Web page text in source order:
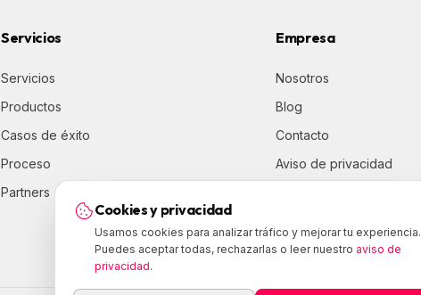
Servicios
Servicios
Productos
Casos de éxito
Proceso
Partners
Empresa
Nosotros
Blog
Contacto
Aviso de privacidad
Cookies y privacidad
Usamos cookies para analizar tráfico y mejorar tu experiencia.
Puedes aceptar todas, rechazarlas o leer nuestro aviso de
privacidad.